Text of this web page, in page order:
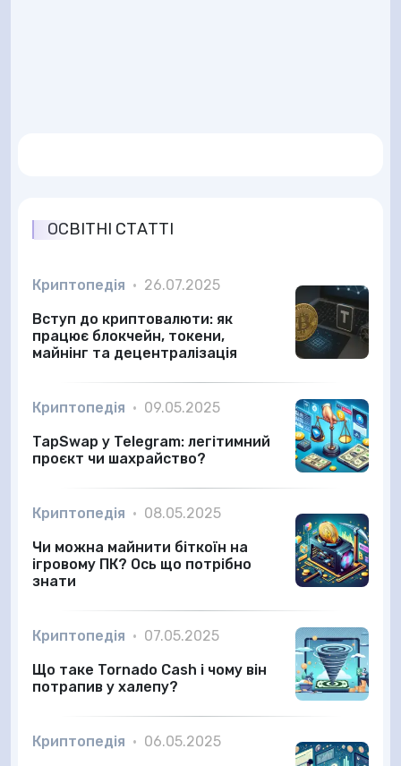
ОСВІТНІ СТАТТІ
Криптопедія • 26.07.2025
Вступ до криптовалюти: як
працює блокчейн, токени,
майнінг та децентралізація
Криптопедія • 09.05.2025
TapSwap у Telegram: легітимний
проєкт чи шахрайство?
Криптопедія • 08.05.2025
Чи можна майнити біткоїн на
ігровому ПК? Ось що потрібно
знати
Криптопедія • 07.05.2025
Що таке Tornado Cash і чому він
потрапив у халепу?
Криптопедія • 06.05.2025